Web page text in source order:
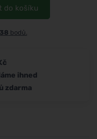
do košíku
bodů.
ihned
zdarma